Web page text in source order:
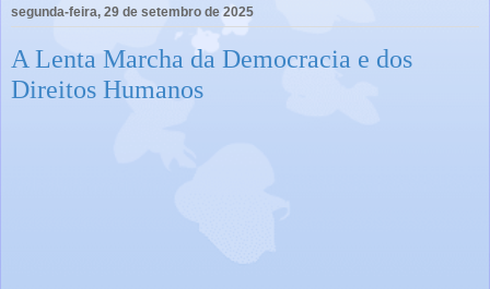
segunda-feira, 29 de setembro de 2025
A Lenta Marcha da Democracia e dos
Direitos Humanos